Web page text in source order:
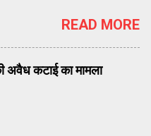
भजन जैमिंग
READ MORE
अवैध कटाई का मामला